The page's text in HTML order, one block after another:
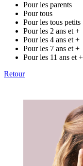
Pour les parents
Pour tous
Pour les tous petits
Pour les 2 ans et +
Pour les 4 ans et +
Pour les 7 ans et +
Pour les 11 ans et +
Retour